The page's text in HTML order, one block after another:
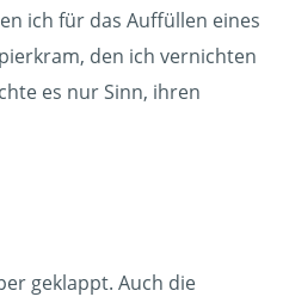
ich für das Auffüllen eines
den ich vernichten
es nur Sinn, ihren
geklappt. Auch die